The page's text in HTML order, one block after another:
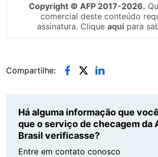
Copyright © AFP 2017-2026.
comercial deste conteúdo
assinatura. Clique aqui para
Compartilhe:
Há alguma informação que
que o serviço de checagem da
Brasil verificasse?
Entre em contato conosco